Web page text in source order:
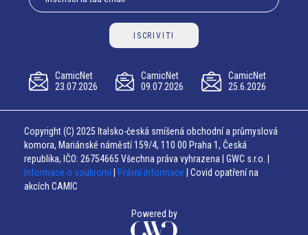
ISCRIVITI
CamicNet
23.07.2026
CamicNet
09.07.2026
CamicNet
25.6.2026
Copyright (C) 2025 Italsko-česká smíšená obchodní a průmyslová
komora, Mariánské náměstí 159/4, 110 00 Praha 1, Česká
republika, IČO: 26754665 Všechna práva vyhrazena | GWC s.r.o. |
Informace o soukromí
Právní informace | Covid opatření na
akcích CAMIC
Powered by